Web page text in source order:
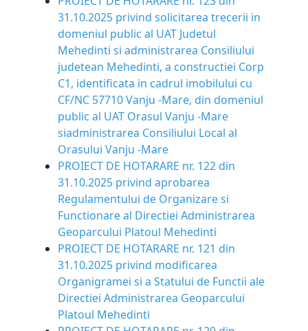
31.10.2025 privind solicitarea trecerii in
domeniul public al UAT Judetul
Mehedinti si administrarea Consiliului
judetean Mehedinti, a constructiei Corp
C1, identificata in cadrul imobilului cu
CF/NC 57710 Vanju -Mare, din domeniul
public al UAT Orasul Vanju -Mare
siadministrarea Consiliului Local al
Orasului Vanju -Mare
PROIECT DE HOTARARE nr. 122 din
31.10.2025 privind aprobarea
Regulamentului de Organizare si
Functionare al Directiei Administrarea
Geoparcului Platoul Mehedinti
PROIECT DE HOTARARE nr. 121 din
31.10.2025 privind modificarea
Organigramei si a Statului de Functii ale
Directiei Administrarea Geoparcului
Platoul Mehedinti